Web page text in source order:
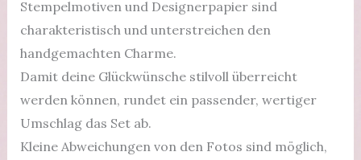
Stempelmotiven und Designerpapier sind
charakteristisch und unterstreichen den
handgemachten Charme.
Damit deine Glückwünsche stilvoll überreicht
werden können, rundet ein passender, wertiger
Umschlag das Set ab.
Kleine Abweichungen von den Fotos sind möglich,